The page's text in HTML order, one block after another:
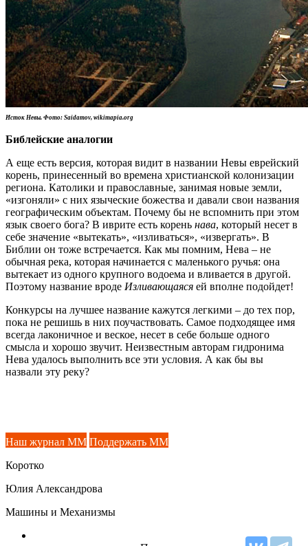
Исток Невы. Фото: Saidamov, wikimapia.org
Библейские аналогии
А еще есть версия, которая видит в названии Невы еврейский
корень, принесенный во времена христианской колонизации
региона. Католики и православные, занимая новые земли,
«изгоняли» с них языческие божества и давали свои названия
географическим объектам. Почему бы не вспомнить при этом
язык своего бога? В иврите есть корень нава, который несет в
себе значение «вытекать», «изливаться», «извергать». В
Библии он тоже встречается. Как мы помним, Нева – не
обычная река, которая начинается с маленького ручья: она
вытекает из одного крупного водоема и вливается в другой.
Поэтому название вроде Изливающаяся ей вполне подойдет!
Конкурсы на лучшее название кажутся легкими – до тех пор,
пока не решишь в них поучаствовать. Самое подходящее имя
всегда лаконичное и веское, несет в себе больше одного
смысла и хорошо звучит. Неизвестным авторам гидронима
Нева удалось выполнить все эти условия. А как бы вы
назвали эту реку?
Наш журнал ММ Поддержать ММ
Коротко
Юлия Александрова
Машины и Механизмы